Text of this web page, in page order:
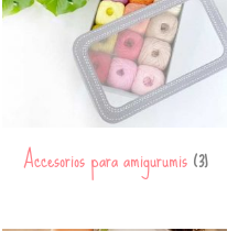
Accesorios para amigurumis(3)